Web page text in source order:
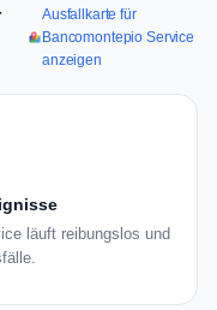
Ausfallkarte für
Bancomontepio Service
anzeigen
läuft reibungslos und